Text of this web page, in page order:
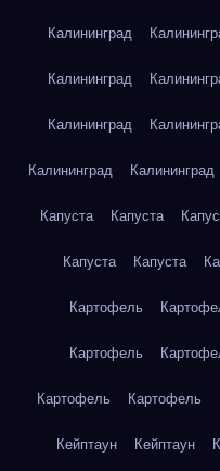
Калининград
Калининград
Калининград
Калининград Калининград
Капуста Капуста
Капуста Капуста
Картофель
Картофель
Картофель Картофель
Кейптаун Кейптаун